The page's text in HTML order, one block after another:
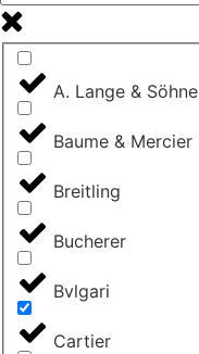
A. Lange & Söhne
Baume & Mercier
Breitling
Bucherer
Bvlgari
Cartier